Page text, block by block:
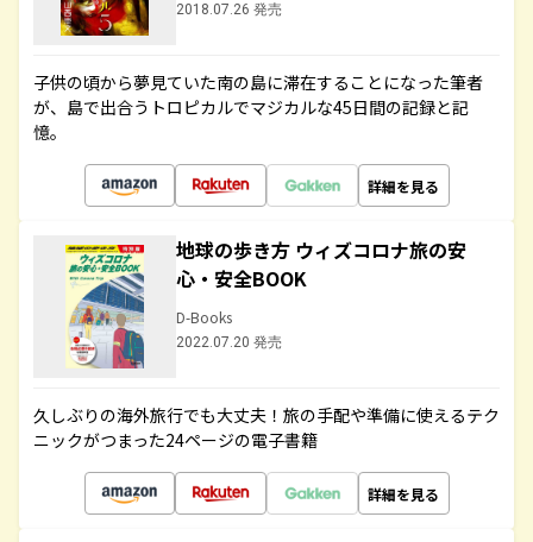
2018.07.26 発売
子供の頃から夢見ていた南の島に滞在することになった筆者
が、島で出合うトロピカルでマジカルな45日間の記録と記
憶。
詳細を見る
地球の歩き方 ウィズコロナ旅の安
心・安全BOOK
D-Books
2022.07.20 発売
久しぶりの海外旅行でも大丈夫！旅の手配や準備に使えるテク
ニックがつまった24ページの電子書籍
詳細を見る